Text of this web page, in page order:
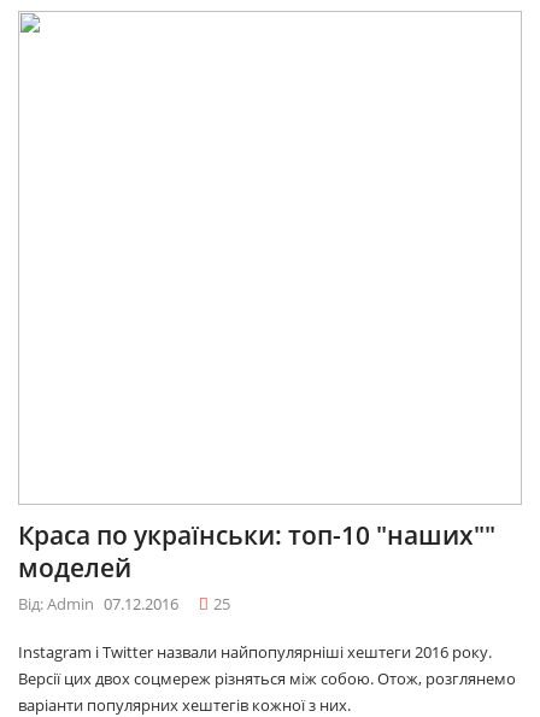
Краса по українськи: топ-10 "наших""
моделей
Від: Admin 07.12.2016 25
Instagram і Twitter назвали найпопулярніші хештеги 2016 року.
Версії цих двох соцмереж різняться між собою. Отож, розглянемо
варіанти популярних хештегів кожної з них.